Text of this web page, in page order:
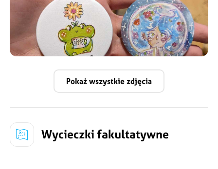
Pokaż wszystkie zdjęcia
Wycieczki fakultatywne